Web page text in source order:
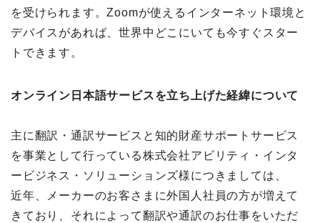
を受けられます。Zoomが使えるインターネット環境と
デバイスがあれば、世界中どこにいても今すぐスター
トできます。
オンライン日本語サービスを立ち上げた経緯について
主に翻訳・通訳サービスと知的財産サポートサービス
を事業として行っている株式会社アビリティ・インタ
ービジネス・ソリューションズ様につきましては、
近年、メーカーのお客さまに外国人社員の方が増えて
きており、それによって翻訳や通訳のお仕事をいただ